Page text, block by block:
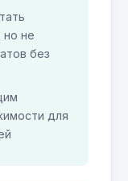
но не
без
для